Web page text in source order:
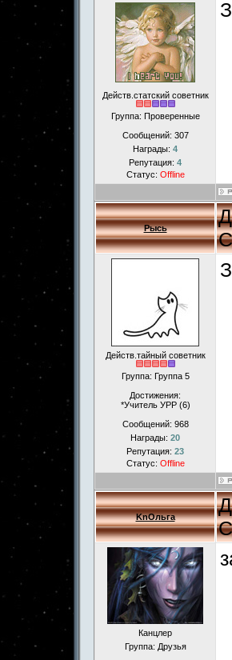
Действ.статский советник
Группа: Проверенные
Сообщений: 307
Награды: 4
Репутация: 4
Статус: Offline
Рысь
Действ.тайный советник
Группа: Группа 5
Достижения:
*Учитель УРР (6)
Сообщений: 968
Награды: 20
Репутация: 23
Статус: Offline
KnОльга
Канцлер
Группа: Друзья